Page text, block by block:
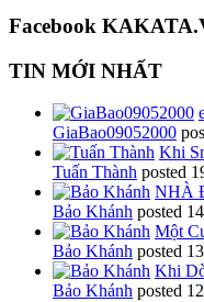
Facebook
TIN MỚI NHẤT
GiaBao09052000
Khi
Tuấn Thành posted
NHÀ
Bảo Khánh posted
Một
Bảo Khánh posted
Khi
Bảo Khánh posted